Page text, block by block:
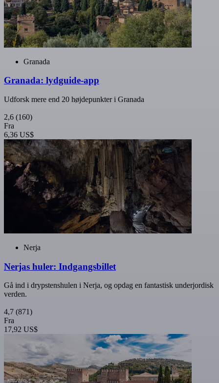
Granada
Granada: lydguide-app
Udforsk mere end 20 højdepunkter i Granada
2,6 (160)
Fra
6,36 US$
Nerja
Nerjas huler: Indgangsbillet
Gå ind i drypstenshulen i Nerja, og opdag en fantastisk underjordisk
verden.
4,7 (871)
Fra
17,92 US$